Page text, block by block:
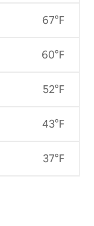
67°F
60°F
52°F
43°F
37°F